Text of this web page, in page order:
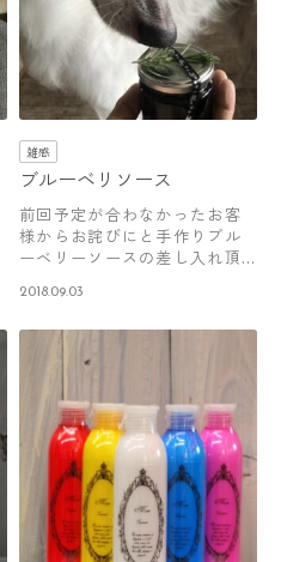
雑感
ブルーベリソース
前回予定が合わなかったお客
様からお詫びにと手作りブル
ーベリーソースの差し入れ頂
2018.09.03